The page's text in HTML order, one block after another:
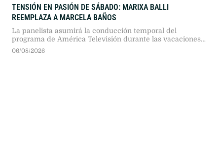
TENSIÓN EN PASIÓN DE SÁBADO: MARIXA BALLI
REEMPLAZA A MARCELA BAÑOS
La panelista asumirá la conducción temporal del
programa de América Televisión durante las vacaciones
de la conductora titular, tras un acuerdo entre señales y
06/08/2026